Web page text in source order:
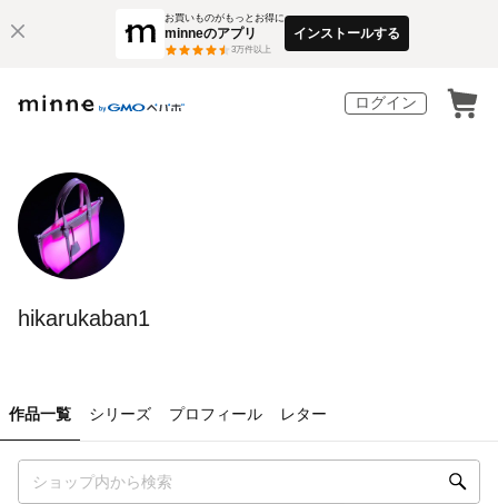
お買いものがもっとお得に
minneのアプリ
3万件以上
インストールする
ログイン
hikarukaban1
作品一覧 シリーズ プロフィール レター